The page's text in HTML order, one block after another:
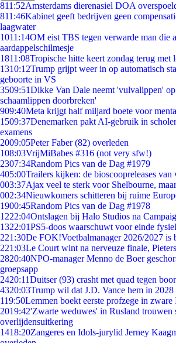
811:52Amsterdams dierenasiel DOA
811:46Kabinet geeft bedrijven geen
laagwater
1011:14OM eist TBS tegen verwarde man die
aardappelschilmesje
1811:08Tropische hitte keert zondag terug met
1310:12Trump grijpt weer in op automatisch
geboorte in VS
3509:51Dikke Van Dale neemt 'vulvalippen'
schaamlippen doorbreken'
909:40Meta krijgt half miljard boete voor
1509:37Denemarken pakt AI-gebruik in
examens
2009:05Peter Faber (82) overleden
108:03VrijMiBabes #316 (not very sfw!)
2307:34Random Pics van de Dag #1979
405:00Trailers kijken: de bioscoopreleases van
003:37Ajax veel te sterk voor Shelbourne,
002:34Nieuwkomers schitteren bij ruime
1900:45Random Pics van de Dag #1978
1222:04Ontslagen bij Halo Studios na
1322:01PS5-doos waarschuwt voor einde
221:30De FOK!Voetbalmanager 2026/2027 is
221:03Le Court wint na nerveuze finale,
2820:40NPO-manager Menno de Boer
groepsapp
2420:11Duitser (93) crasht met quad tegen
4320:03Trump wil dat J.D. Vance hem in
119:50Lemmen boekt eerste profzege in
2019:42'Zwarte weduwes' in Rusland trouwen
overlijdensuitkering
1418:20Zangeres en Idols-jurylid Jerney